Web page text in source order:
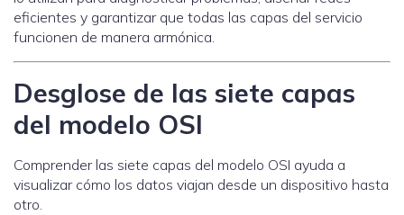
eficientes y garantizar que todas las capas del servicio
funcionen de manera armónica.
Desglose de las siete capas
del modelo OSI
Comprender las siete capas del modelo OSI ayuda a
visualizar cómo los datos viajan desde un dispositivo hasta
otro.